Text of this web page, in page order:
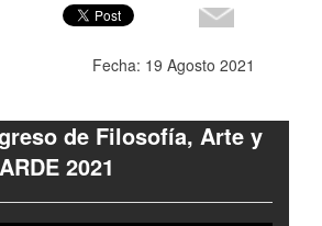
Fecha: 19 Agosto 2021
de Filosofía, Arte y
2021